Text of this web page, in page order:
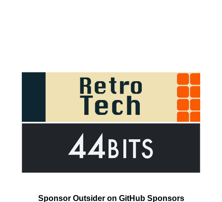
Sponsor Outsider on GitHub Sponsors